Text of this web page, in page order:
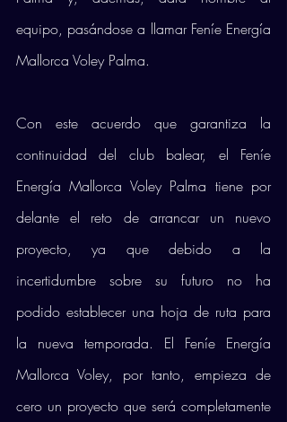
equipo, pasándose a llamar Feníe Energía
Mallorca Voley Palma.
Con este acuerdo que garantiza la
continuidad del club balear, el Feníe
Energía Mallorca Voley Palma tiene por
delante el reto de arrancar un nuevo
proyecto, ya que debido a la
incertidumbre sobre su futuro no ha
podido establecer una hoja de ruta para
la nueva temporada. El Feníe Energía
Mallorca Voley, por tanto, empieza de
cero un proyecto que será completamente